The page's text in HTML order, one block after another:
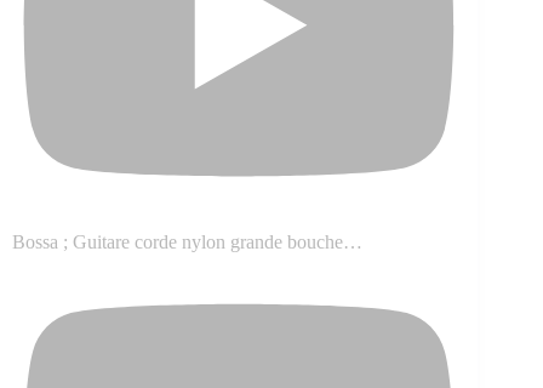
Bossa ; Guitare corde nylon grande bouche…